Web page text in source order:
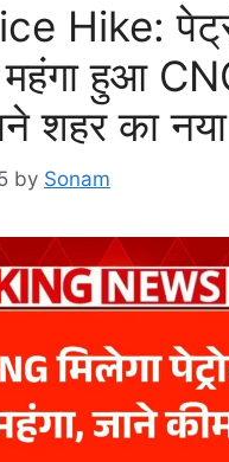
Hike:
हुआ
शहर का
by Sonam